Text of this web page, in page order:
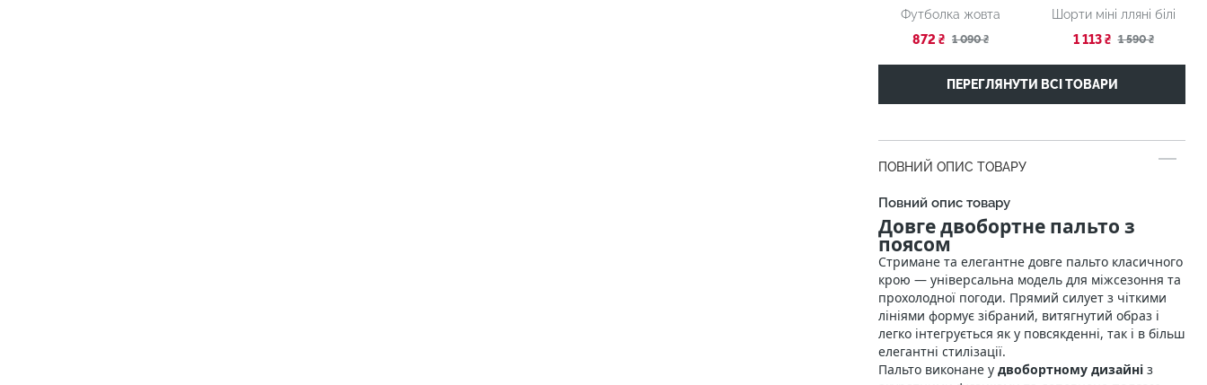
Футболка жовта
872 ₴ 1 090 ₴
Шорти міні лляні білі
1 113 ₴ 1 590 ₴
ПЕРЕГЛЯНУТИ ВСІ ТОВАРИ
ПОВНИЙ ОПИС ТОВАРУ
Повний опис товару
Довге двобортне пальто з
поясом
Стримане та елегантне довге пальто класичного
крою — універсальна модель для міжсезоння та
прохолодної погоди. Прямий силует з чіткими
лініями формує зібраний, витягнутий образ і
легко інтегрується як у повсякденні, так і в більш
елегантні стилізації.
Пальто виконане у двобортному дизайні з